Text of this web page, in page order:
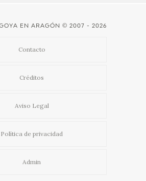
EN ARAGÓN © 2007 - 2026
Contacto
Créditos
Aviso Legal
Política de privacidad
Admin